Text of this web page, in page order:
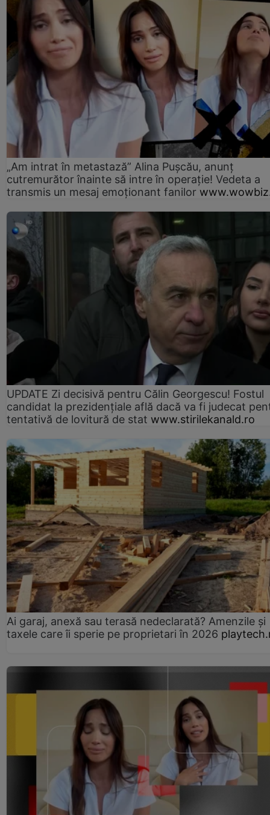
„Am intrat în metastază” Alina Pușcău, anunț
cutremurător înainte să intre în operație! Vedeta a
transmis un mesaj emoționant fanilor
UPDATE Zi decisivă pentru Călin Georgescu! Fostul
candidat la prezidențiale află dacă va fi judecat
tentativă de lovitură de stat www.stirilekanald.ro
Ai garaj, anexă sau terasă nedeclarată? Amenzile și
taxele care îi sperie pe proprietari în 2026